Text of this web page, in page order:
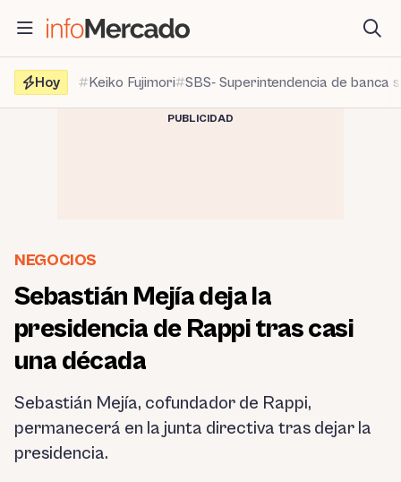
contenido
Hoy
Keiko Fujimori SBS- Superintendencia de banca
PUBLICIDAD
NEGOCIOS
Sebastián Mejía deja la
presidencia de Rappi tras casi
una década
Sebastián Mejía, cofundador de Rappi,
permanecerá en la junta directiva tras dejar la
presidencia.